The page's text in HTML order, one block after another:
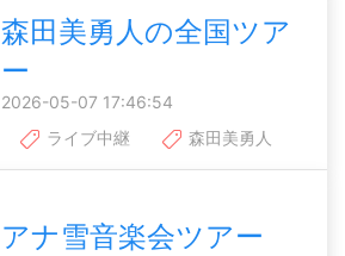
森田美勇人の全国ツア
ー
2026-05-07 17:46:54
ライブ中継 森田美勇人
アナ雪音楽会ツアー